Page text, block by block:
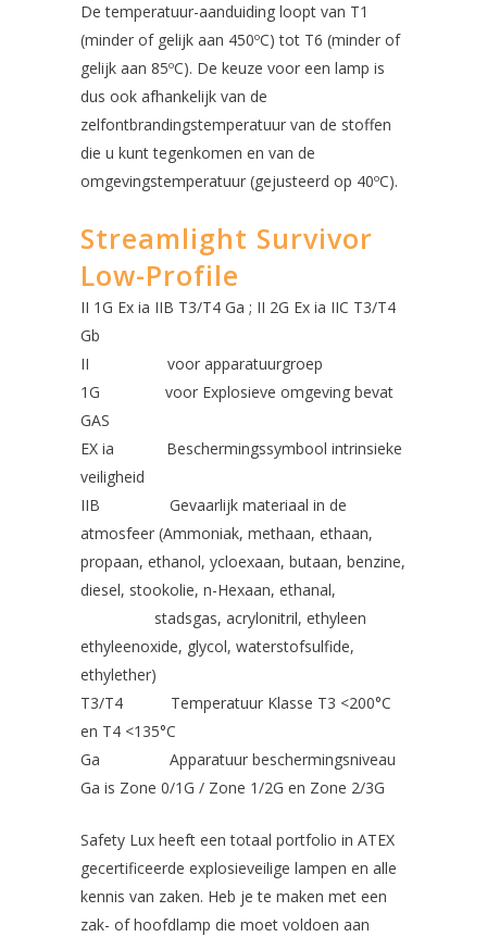
De temperatuur-aanduiding loopt van T1
(minder of gelijk aan 450ºC) tot T6 (minder of
gelijk aan 85ºC). De keuze voor een lamp is
dus ook afhankelijk van de
zelfontbrandingstemperatuur van de stoffen
die u kunt tegenkomen en van de
omgevingstemperatuur (gejusteerd op 40ºC).
Streamlight Survivor
Low-Profile
II 1G Ex ia IIB T3/T4 Ga ; II 2G Ex ia IIC T3/T4
Gb
II voor apparatuurgroep
1G voor Explosieve omgeving bevat
GAS
EX ia Beschermingssymbool intrinsieke
veiligheid
IIB Gevaarlijk materiaal in de
atmosfeer (Ammoniak, methaan, ethaan,
propaan, ethanol, ycloexaan, butaan, benzine,
diesel, stookolie, n-Hexaan, ethanal,
stadsgas, acrylonitril, ethyleen
ethyleenoxide, glycol, waterstofsulfide,
ethylether)
T3/T4 Temperatuur Klasse T3 <200°C
en T4 <135°C
Ga Apparatuur beschermingsniveau
Ga is Zone 0/1G / Zone 1/2G en Zone 2/3G
Safety Lux heeft een totaal portfolio in ATEX
gecertificeerde explosieveilige lampen en alle
kennis van zaken. Heb je te maken met een
zak- of hoofdlamp die moet voldoen aan